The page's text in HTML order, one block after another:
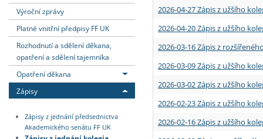
Absolventi fakulty
Vyjíždějící zaměstnanci
Výroční zprávy
Platné vnitřní předpisy FF UK
Rozhodnutí a sdělení děkana,
opatření a sdělení tajemníka
Opatření děkana
Zápisy
Zápisy z jednání předsednictva
Akademického senátu FF UK
2026-04-27 Zápis z užšího
2026-04-20 Zápis z užšího
2026-03-16 Zápis z
2026-03-09 Zápis z užšího
2026-03-02 Zápis z užšího
2026-02-23 Zápis z užšího
2026-02-16 Zápis z užšího